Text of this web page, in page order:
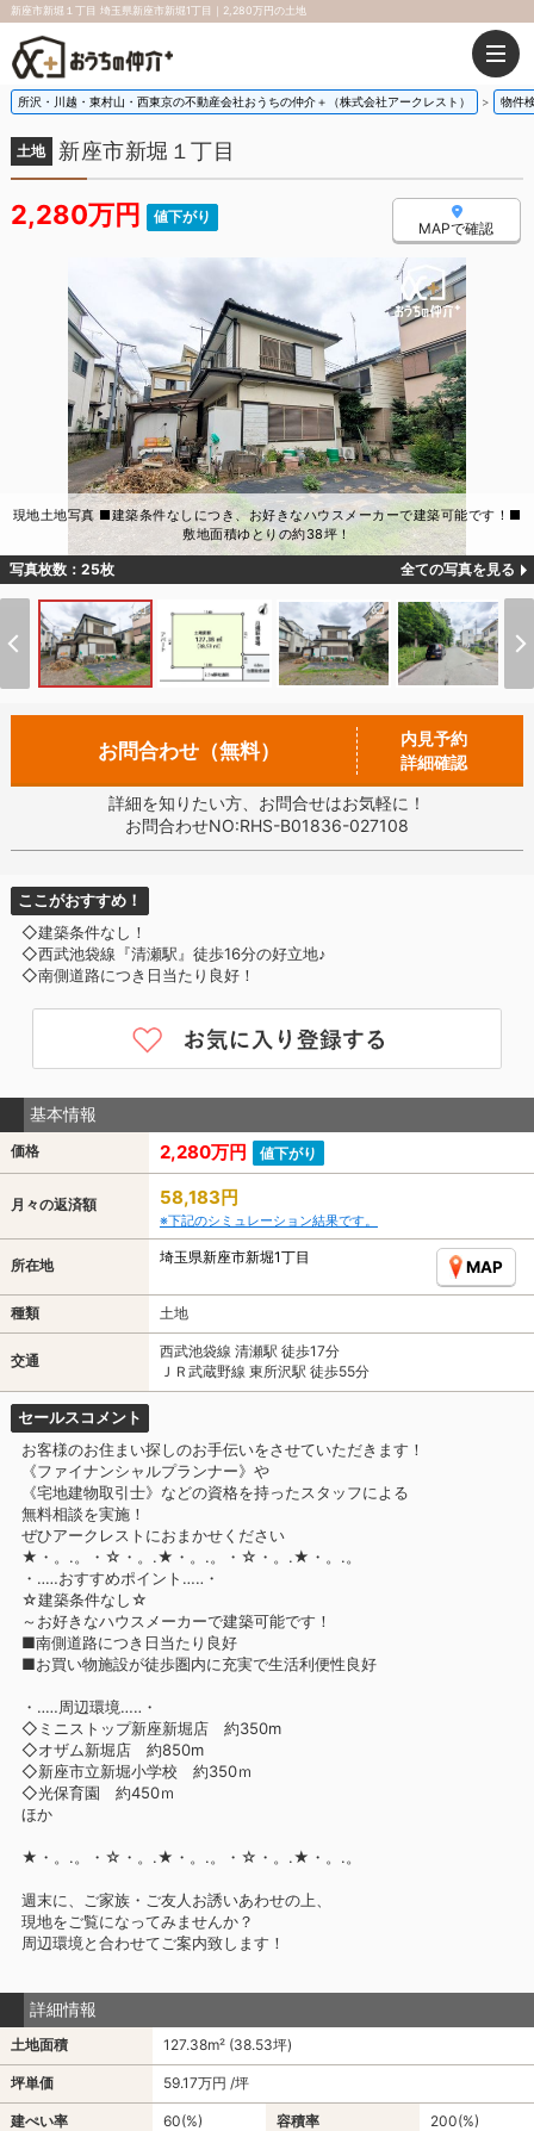
新座市新堀１丁目 埼玉県新座市新堀1丁目｜2,280万円の土地
所沢・川越・東村山・西東京の不動産会社おうちの仲介＋（株式会社アークレスト） 物件
土地 新座市新堀１丁目
2,280万円 値下がり
MAPで確認
現地土地写真 ■建築条件なしにつき、お好きなハウスメーカーで建築可能です！■
敷地面積ゆとりの約38坪！
写真枚数：25枚 全ての写真を見る
お問合わせ（無料）
内見予約
詳細確認
詳細を知りたい方、お問合せはお気軽に！
お問合わせNO:RHS-B01836-027108
ここがおすすめ！
◇建築条件なし！
◇西武池袋線『清瀬駅』徒歩16分の好立地♪
◇南側道路につき日当たり良好！
基本情報
価格 2,280万円 値下がり
月々の返済額 58,183円
※下記のシミュレーション結果です。
所在地 埼玉県新座市新堀1丁目
MAP
種類 土地
交通
西武池袋線 清瀬駅 徒歩17分
ＪＲ武蔵野線 東所沢駅 徒歩55分
セールスコメント
お客様のお住まい探しのお手伝いをさせていただきます！
《ファイナンシャルプランナー》や
《宅地建物取引士》などの資格を持ったスタッフによる
無料相談を実施！
ぜひアークレストにおまかせください
★・。.。・☆・。.★・。.。・☆・。.★・。.。
・‥…おすすめポイント…‥・
☆建築条件なし☆
～お好きなハウスメーカーで建築可能です！
■南側道路につき日当たり良好
■お買い物施設が徒歩圏内に充実で生活利便性良好
・‥…周辺環境…‥・
◇ミニストップ新座新堀店 約350m
◇オザム新堀店 約850m
◇新座市立新堀小学校 約350ｍ
◇光保育園 約450ｍ
ほか
★・。.。・☆・。.★・。.。・☆・。.★・。.。
週末に、ご家族・ご友人お誘いあわせの上、
現地をご覧になってみませんか？
周辺環境と合わせてご案内致します！
詳細情報
土地面積 127.38m² (38.53坪)
坪単価 59.17万円 /坪
建ぺい率 60(%) 容積率 200(%)